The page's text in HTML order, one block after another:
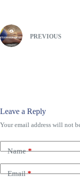
PREVIOUS
Leave a Reply
Your email address will not
Name*
Email*